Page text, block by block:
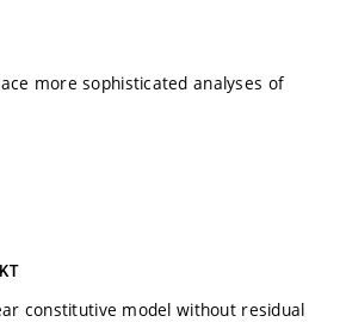
more sophisticated analyses of
constitutive model without residual